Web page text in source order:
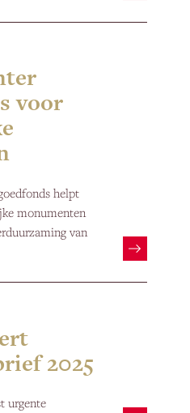
voor
helpt
monumenten
van
2025
urgente